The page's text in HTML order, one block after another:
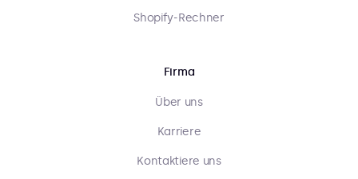
Shopify-Rechner
Firma
Über uns
Karriere
Kontaktiere uns